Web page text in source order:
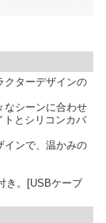
クターデザインの
なシーンに合わせ
トとシリコンカバ
インで、温かみの
き。[USBケーブ